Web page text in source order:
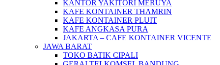
KANTOR YAKITORI MERUYA
KAFE KONTAINER THAMRIN
KAFE KONTAINER PLUIT
KAFE ANGKASA PURA
JAKARTA – CAFE KONTAINER VICENTE
JAWA BARAT
TOKO BATIK CIPALI